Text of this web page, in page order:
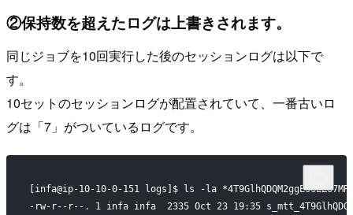
②保持数を超えたログは上書きされます。
同じジョブを10回実行した後のセッションログは以下で
す。
10セットのセッションログが配置されていて、一番古いロ
グは「7」がついているログです。
[infa@ip-10-10-0-151 logs]$ ls -la
-rw-r--r--. 1 infa infa  2335 Oct 23 19:35